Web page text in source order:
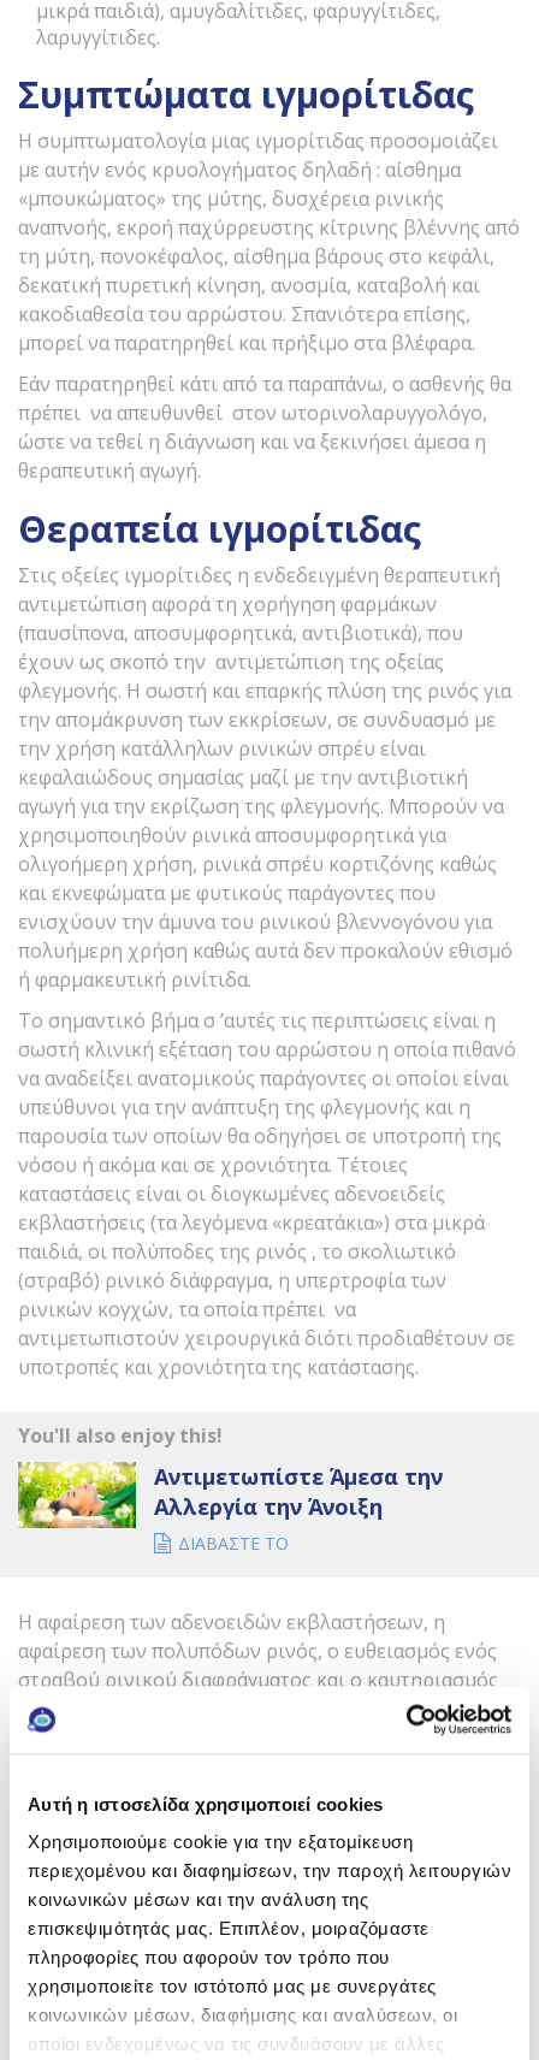
Αυτή η ιστοσελίδα χρησιμοποιεί cookies
Χρησιμοποιούμε cookie για την εξατομίκευση
περιεχομένου και διαφημίσεων, την παροχή λειτουργιών
κοινωνικών μέσων και την ανάλυση της
επισκεψιμότητάς μας. Επιπλέον, μοιραζόμαστε
πληροφορίες που αφορούν τον τρόπο που
χρησιμοποιείτε τον ιστότοπό μας με συνεργάτες
κοινωνικών μέσων, διαφήμισης και αναλύσεων, οι
οποίοι ενδεχομένως να τις συνδυάσουν με άλλες
μικρά παιδιά), αμυγδαλίτιδες, φαρυγγίτιδες,
λαρυγγίτιδες.
Συμπτώματα ιγμορίτιδας
Η συμπτωματολογία μιας ιγμορίτιδας προσομοιάζει
με αυτήν ενός κρυολογήματος δηλαδή : αίσθημα
«μπουκώματος» της μύτης, δυσχέρεια ρινικής
αναπνοής, εκροή παχύρρευστης κίτρινης βλέννης από
τη μύτη, πονοκέφαλος, αίσθημα βάρους στο κεφάλι,
δεκατική πυρετική κίνηση, ανοσμία, καταβολή και
κακοδιαθεσία του αρρώστου. Σπανιότερα επίσης,
μπορεί να παρατηρηθεί και πρήξιμο στα βλέφαρα.
Εάν παρατηρηθεί κάτι από τα παραπάνω, ο ασθενής θα
πρέπει να απευθυνθεί στον ωτορινολαρυγγολόγο,
ώστε να τεθεί η διάγνωση και να ξεκινήσει άμεσα η
θεραπευτική αγωγή.
Θεραπεία ιγμορίτιδας
Στις οξείες ιγμορίτιδες η ενδεδειγμένη θεραπευτική
αντιμετώπιση αφορά τη χορήγηση φαρμάκων
(παυσίπονα, αποσυμφορητικά, αντιβιοτικά), που
έχουν ως σκοπό την αντιμετώπιση της οξείας
φλεγμονής. Η σωστή και επαρκής πλύση της ρινός για
την απομάκρυνση των εκκρίσεων, σε συνδυασμό με
την χρήση κατάλληλων ρινικών σπρέυ είναι
κεφαλαιώδους σημασίας μαζί με την αντιβιοτική
αγωγή για την εκρίζωση της φλεγμονής. Μπορούν να
χρησιμοποιηθούν ρινικά αποσυμφορητικά για
ολιγοήμερη χρήση, ρινικά σπρέυ κορτιζόνης καθώς
και εκνεφώματα με φυτικούς παράγοντες που
ενισχύουν την άμυνα του ρινικού βλεννογόνου για
πολυήμερη χρήση καθώς αυτά δεν προκαλούν εθισμό
ή φαρμακευτική ρινίτιδα.
Το σημαντικό βήμα σ ’αυτές τις περιπτώσεις είναι η
σωστή κλινική εξέταση του αρρώστου η οποία πιθανό
να αναδείξει ανατομικούς παράγοντες οι οποίοι είναι
υπεύθυνοι για την ανάπτυξη της φλεγμονής και η
παρουσία των οποίων θα οδηγήσει σε υποτροπή της
νόσου ή ακόμα και σε χρονιότητα. Τέτοιες
καταστάσεις είναι οι διογκωμένες αδενοειδείς
εκβλαστήσεις (τα λεγόμενα «κρεατάκια») στα μικρά
παιδιά, οι πολύποδες της ρινός , το σκολιωτικό
(στραβό) ρινικό διάφραγμα, η υπερτροφία των
ρινικών κογχών, τα οποία πρέπει να
αντιμετωπιστούν χειρουργικά διότι προδιαθέτουν σε
υποτροπές και χρονιότητα της κατάστασης.
You'll also enjoy this!
Αντιμετωπίστε Άμεσα την
Αλλεργία την Άνοιξη
ΔΙΑΒΑΣΤΕ ΤΟ
Η αφαίρεση των αδενοειδών εκβλαστήσεων, η
αφαίρεση των πολυπόδων ρινός, ο ευθειασμός ενός
στραβού ρινικού διαφράγματος και ο καυτηριασμός
των κάτω ρινικών κογχών με σύγχρονες μεθόδους
(ραδιοσυχνότητες), είναι χειρουργικές επεμβάσεις
αντίστοιχες ανατομικές ανωμαλίες.
Τα σημεία κλειδιά που θα πρέπει να έχει υπόψη του ο
ασθενής είναι ότι η έγκαιρη διάγνωση και έναρξη της
θεραπευτικής αγωγής καθώς και η ανεύρεση από τον
γιατρό τυχόν ανατομικών ανωμαλιών που ευθύνονται
για επανειλλημένα επεισόδια παραρρινοκολπίτιδων
θα οδηγήσει στην αποτροπή εμφάνισης της
χρονιότητας.